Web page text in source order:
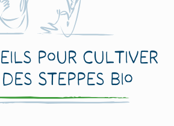
pour cultiver
Steppes Bio